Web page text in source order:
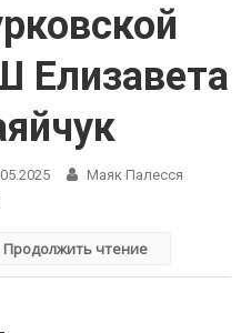
Елизавета
Маяк Палесся
Продолжить чтение